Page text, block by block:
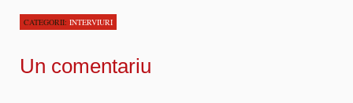
CATEGORII: INTERVIURI
Un comentariu